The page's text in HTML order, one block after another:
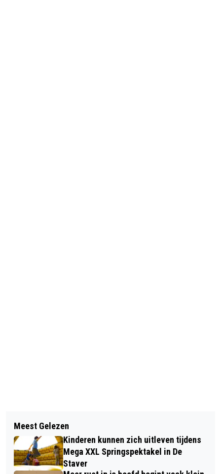
GOEDEMORGEN, HET IS VANDAAG
DONDERDAG 18 DECEMBER
DRIE WEKEN SCHAATSPRET OP
OUDDORP DUIN
Meest Gelezen
Kinderen kunnen zich uitleven tijdens
Mega XXL Springspektakel in De
Staver